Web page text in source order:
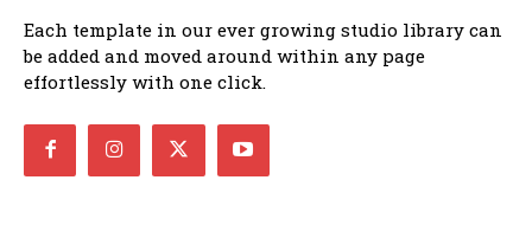
Each template in our ever growing studio library can
be added and moved around within any page
effortlessly with one click.